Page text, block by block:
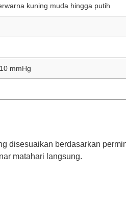
kuning muda hingga putih
mmHg
disesuaikan berdasarkan
matahari langsung.